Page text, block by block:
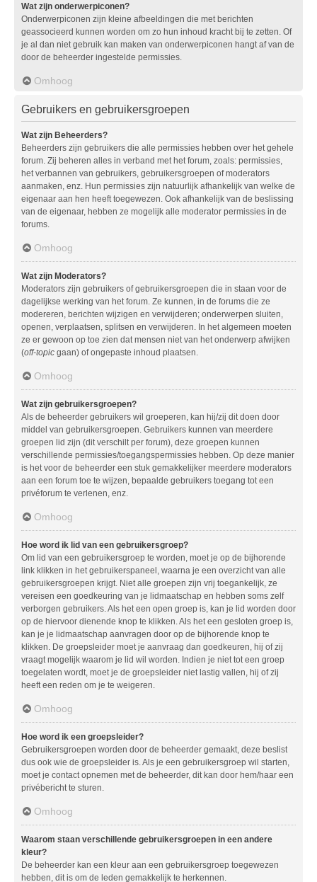
Wat zijn onderwerpiconen?
Onderwerpiconen zijn kleine afbeeldingen die met berichten
geassocieerd kunnen worden om zo hun inhoud kracht bij te zetten. Of
je al dan niet gebruik kan maken van onderwerpiconen hangt af van de
door de beheerder ingestelde permissies.
Omhoog
Gebruikers en gebruikersgroepen
Wat zijn Beheerders?
Beheerders zijn gebruikers die alle permissies hebben over het gehele
forum. Zij beheren alles in verband met het forum, zoals: permissies,
het verbannen van gebruikers, gebruikersgroepen of moderators
aanmaken, enz. Hun permissies zijn natuurlijk afhankelijk van welke de
eigenaar aan hen heeft toegewezen. Ook afhankelijk van de beslissing
van de eigenaar, hebben ze mogelijk alle moderator permissies in de
forums.
Omhoog
Wat zijn Moderators?
Moderators zijn gebruikers of gebruikersgroepen die in staan voor de
dagelijkse werking van het forum. Ze kunnen, in de forums die ze
modereren, berichten wijzigen en verwijderen; onderwerpen sluiten,
openen, verplaatsen, splitsen en verwijderen. In het algemeen moeten
ze er gewoon op toe zien dat mensen niet van het onderwerp afwijken
(off-topic gaan) of ongepaste inhoud plaatsen.
Omhoog
Wat zijn gebruikersgroepen?
Als de beheerder gebruikers wil groeperen, kan hij/zij dit doen door
middel van gebruikersgroepen. Gebruikers kunnen van meerdere
groepen lid zijn (dit verschilt per forum), deze groepen kunnen
verschillende permissies/toegangspermissies hebben. Op deze manier
is het voor de beheerder een stuk gemakkelijker meerdere moderators
aan een forum toe te wijzen, bepaalde gebruikers toegang tot een
privéforum te verlenen, enz.
Omhoog
Hoe word ik lid van een gebruikersgroep?
Om lid van een gebruikersgroep te worden, moet je op de bijhorende
link klikken in het gebruikerspaneel, waarna je een overzicht van alle
gebruikersgroepen krijgt. Niet alle groepen zijn vrij toegankelijk, ze
vereisen een goedkeuring van je lidmaatschap en hebben soms zelf
verborgen gebruikers. Als het een open groep is, kan je lid worden door
op de hiervoor dienende knop te klikken. Als het een gesloten groep is,
kan je je lidmaatschap aanvragen door op de bijhorende knop te
klikken. De groepsleider moet je aanvraag dan goedkeuren, hij of zij
vraagt mogelijk waarom je lid wil worden. Indien je niet tot een groep
toegelaten wordt, moet je de groepsleider niet lastig vallen, hij of zij
heeft een reden om je te weigeren.
Omhoog
Hoe word ik een groepsleider?
Gebruikersgroepen worden door de beheerder gemaakt, deze beslist
dus ook wie de groepsleider is. Als je een gebruikersgroep wil starten,
moet je contact opnemen met de beheerder, dit kan door hem/haar een
privébericht te sturen.
Omhoog
Waarom staan verschillende gebruikersgroepen in een andere
kleur?
De beheerder kan een kleur aan een gebruikersgroep toegewezen
hebben, dit is om de leden gemakkelijk te herkennen.